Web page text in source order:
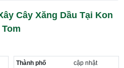
Hà Đông
Hoàng Mai
Nghĩa Độ
Cây Xăng Dầu Tại Kon
Tom
Thành phố
cập nhật